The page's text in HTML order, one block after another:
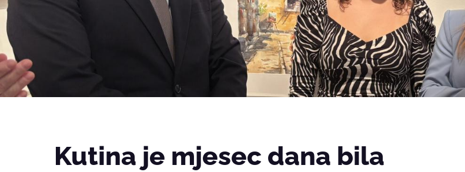
Kutina je mjesec dana bila